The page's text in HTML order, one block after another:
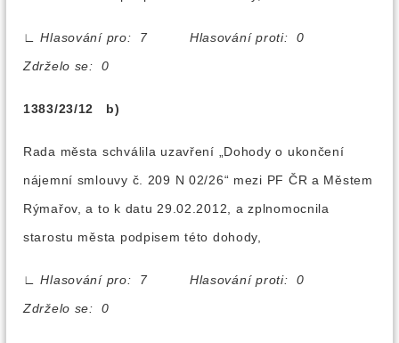
∟
Hlasování pro: 7 Hlasování proti: 0
Zdrželo se: 0
1383/23/12 b)
Rada města schválila uzavření „Dohody o ukončení
nájemní smlouvy č. 209 N 02/26“ mezi PF ČR a Městem
Rýmařov, a to k datu 29.02.2012, a zplnomocnila
starostu města podpisem této dohody,
∟
Hlasování pro: 7 Hlasování proti: 0
Zdrželo se: 0